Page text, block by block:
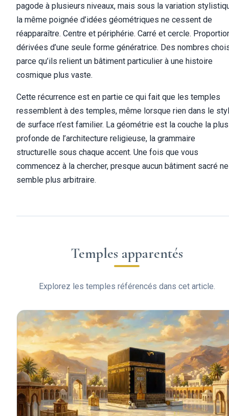
pagode à plusieurs niveaux, mais sous la variation
la même poignée d’idées géométriques ne cessent de
réapparaître. Centre et périphérie. Carré et cercle.
dérivées d’une seule forme génératrice. Des nombres
parce qu’ils relient un bâtiment particulier à une histoire
cosmique plus vaste.
Cette récurrence est en partie ce qui fait que les temples
ressemblent à des temples, même lorsque rien dans le
de surface n’est familier. La géométrie est la couche la plus
profonde de l’architecture religieuse, la grammaire
structurelle sous chaque accent. Une fois que vous
commencez à la chercher, presque aucun bâtiment sacré ne
semble plus arbitraire.
Temples apparentés
Explorez les temples référencés dans cet article.